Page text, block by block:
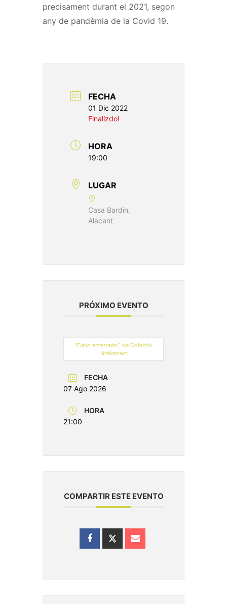
precisament durant el 2021, segon
any de pandèmia de la Covid 19.
FECHA
01 Dic 2022
Finalizdo!
HORA
19:00
LUGAR
Casa Bardin,
Alacant
PRÓXIMO EVENTO
“Caso enterrado”, de Colectiv
Notknown
FECHA
07 Ago 2026
HORA
21:00
COMPARTIR ESTE EVENTO